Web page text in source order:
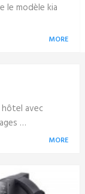
le modèle kia
MORE
avec
…
MORE